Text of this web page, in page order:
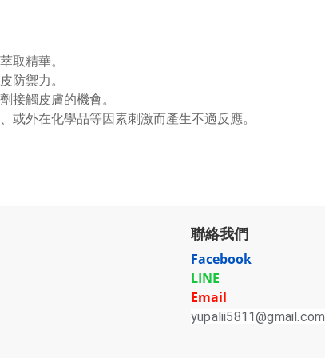
取精華。
防禦力。
接觸皮膚的機會。
外在化學品等因素刺激而產生不適反應。
聯絡我們
Facebook
LINE
Email
yupalii5811@gmail.com